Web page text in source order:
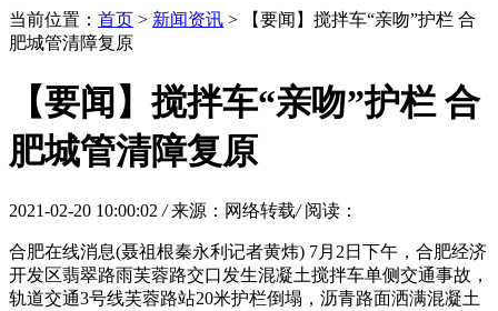
当前位置： 首页 > 新闻资讯 > 【要闻】搅拌车“亲吻”护栏 合
肥城管清障复原
【要闻】搅拌车“亲吻”护栏 合
肥城管清障复原
2021-02-20 10:00:02/ 来源：网络转载/ 阅读：
合肥在线消息(聂祖根秦永利记者黄炜) 7月2日下午，合肥经济
开发区翡翠路雨芙蓉路交口发生混凝土搅拌车单侧交通事故，
轨道交通3号线芙蓉路站20米护栏倒塌，沥青路面洒满混凝土